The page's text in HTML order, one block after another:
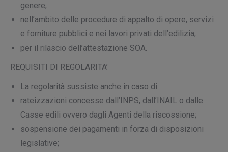
genere;
nell’ambito delle procedure di appalto di opere, servizi
e forniture pubblici e nei lavori privati dell’edilizia;
per il rilascio dell’attestazione SOA.
REQUISITI DI REGOLARITA’
La regolarità sussiste anche in caso di:
rateizzazioni concesse dall’INPS, dall’INAIL o dalle
Casse edili ovvero dagli Agenti della riscossione;
sospensione dei pagamenti in forza di disposizioni
legislative;